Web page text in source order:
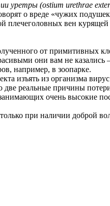
уретры (ostium urethrae
о вреде «чужих
плечеголовных вен
от примитивных
они вам не
например, в зоопарке.
изъять из организма
реальные причины
очень высокие
при наличии доброй